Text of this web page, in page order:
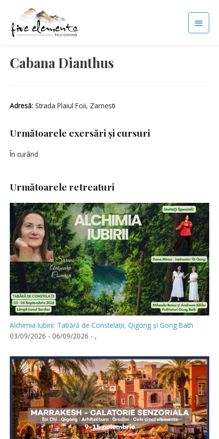
content
Main
Cabana Dianthus
Adresă: Strada Plaiul Foii, Zarnesti
Următoarele exersări și cursuri
În curând
Următoarele retreaturi
Alchimia Iubirii: Tabără de Constelații, Qigong și Gong Bath
03/09/2026 - 06/09/2026 - ,